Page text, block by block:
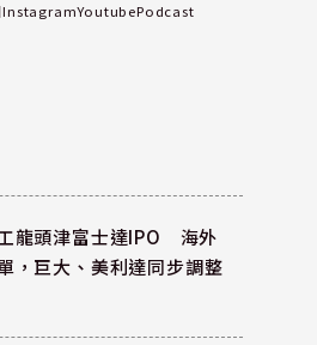
InstagramYoutubePodcast
龍頭津富士達IPO 海外
，巨大、美利達同步調整